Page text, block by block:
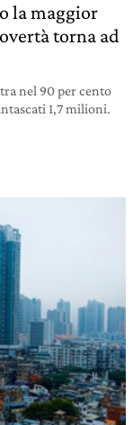
la maggior
torna ad
nel 90 per cento
1,7 milioni.